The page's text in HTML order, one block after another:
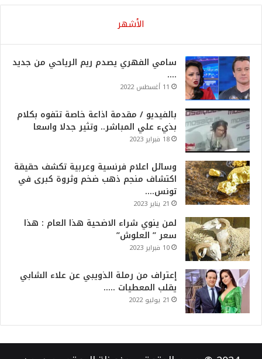
الأشهر
سامي الفهري يصدم ريم الرياحي من جديد
….
11 أغسطس 2022
بالفيديو / مقدمة اذاعة خاصة تتفوه بكلام
بذيء علي المباشر.. وتثير جدلا واسعا
18 فبراير 2023
وسائل اعلام فرنسية وعربية تكشف حقيقة
اكتشاف منجم ذهب ضخم وثروة كبرى في
تونس….
21 يناير 2023
لمن ينوي شراء الاضحية هذا العام : هذا
سعر ” العلوش”
10 فبراير 2023
إعتراف من رملة الذويبي عن علاء الشابي
يقلب المعطيات …..
21 يوليو 2022